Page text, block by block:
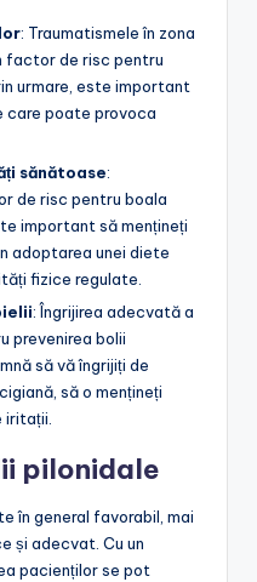
: Traumatismele în zona
factor de risc pentru
urmare, este important
poate provoca
sănătoase:
de risc pentru boala
important să mențineți
adoptarea unei diete
fizice regulate.
: Îngrijirea adecvată a
prevenirea bolii
să vă îngrijiți de
să o mențineți
iritații.
pilonidale
în general favorabil, mai
și adecvat. Cu un
pacienților se pot